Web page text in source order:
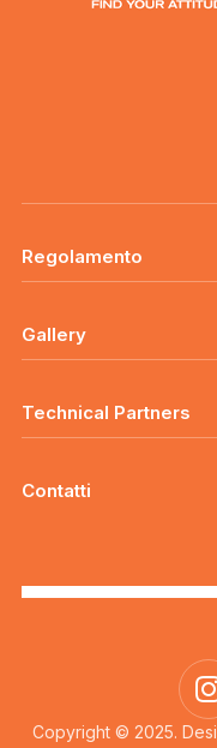
Regolamento
Gallery
Technical Partners
Contatti
Copyright © 2025.